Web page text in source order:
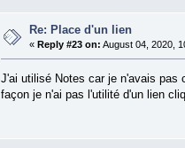
Re: Place d'un lien
«Reply #23 on: August 04, 2020,
J'ai utilisé Notes car je n'avais pas
façon je n'ai pas l'utilité d'un lien